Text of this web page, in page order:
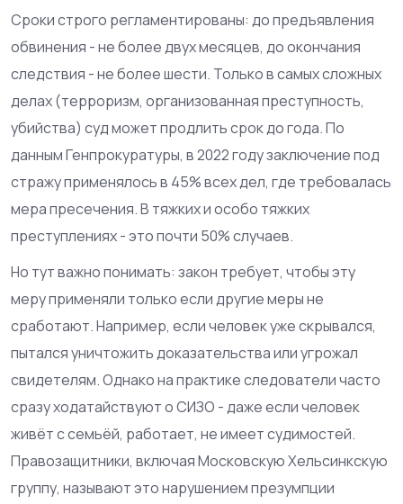
Сроки строго регламентированы: до предъявления
обвинения - не более двух месяцев, до окончания
следствия - не более шести. Только в самых сложных
делах (терроризм, организованная преступность,
убийства) суд может продлить срок до года. По
данным Генпрокуратуры, в 2022 году заключение под
стражу применялось в 45% всех дел, где требовалась
мера пресечения. В тяжких и особо тяжких
преступлениях - это почти 50% случаев.
Но тут важно понимать: закон требует, чтобы эту
меру применяли только если другие меры не
сработают. Например, если человек уже скрывался,
пытался уничтожить доказательства или угрожал
свидетелям. Однако на практике следователи часто
сразу ходатайствуют о СИЗО - даже если человек
живёт с семьёй, работает, не имеет судимостей.
Правозащитники, включая Московскую Хельсинкскую
группу, называют это нарушением презумпции